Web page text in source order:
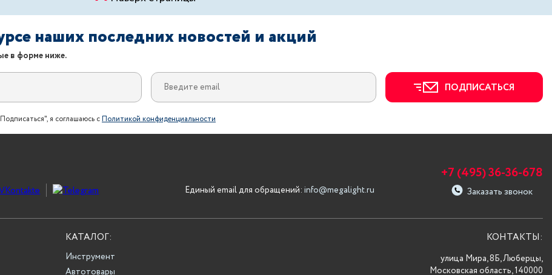
наших последних новостей и акций
в форме ниже.
ПОДПИСАТЬСЯ
я соглашаюсь сПолитикой конфиденциальности
Единый email для обращений: info@megalight.ru
+7 (495) 36-36-678
Заказать звонок
КАТАЛОГ:
Инструмент
Автотовары
КОНТАКТЫ:
улица Мира, 8Б, Люберцы,
Московская область, 140000